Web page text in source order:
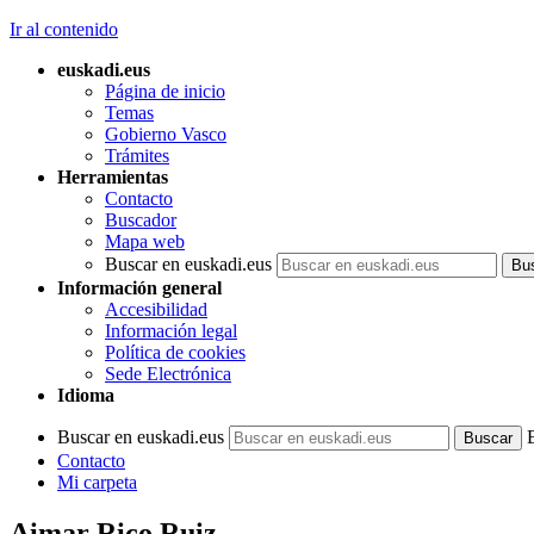
Ir al contenido
euskadi.eus
Página de inicio
Temas
Gobierno Vasco
Trámites
Herramientas
Contacto
Buscador
Mapa web
Buscar en euskadi.eus
Información general
Accesibilidad
Información legal
Política de cookies
Sede Electrónica
Idioma
Buscar en euskadi.eus
Contacto
Mi carpeta